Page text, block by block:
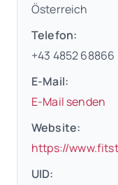
Österreich
Telefon:
+43 4852 68866
E-Mail:
E-Mail senden
Website:
https://
UID: